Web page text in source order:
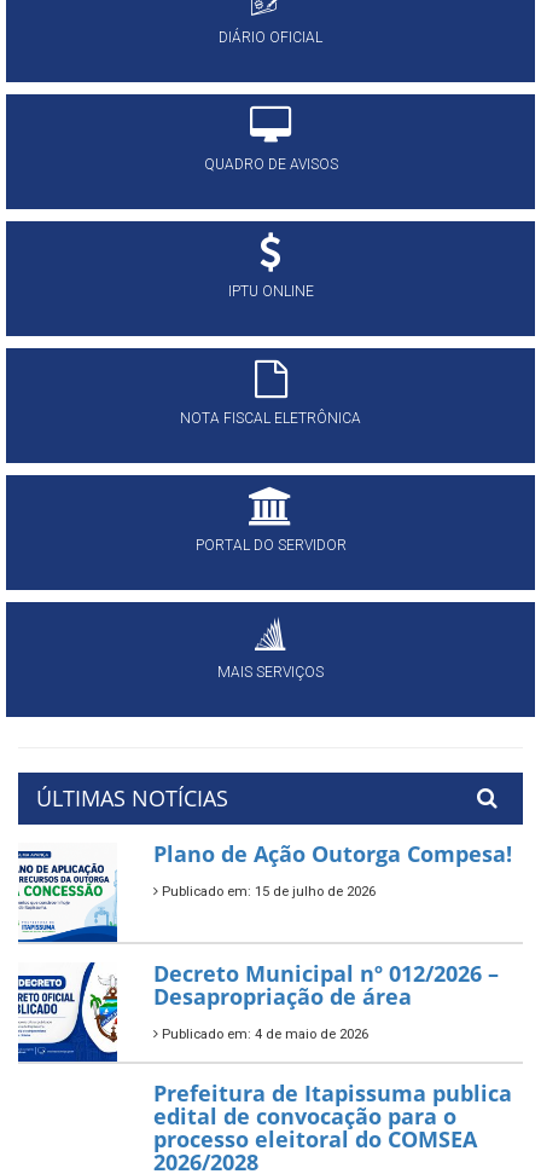
DIÁRIO OFICIAL
QUADRO DE AVISOS
IPTU ONLINE
NOTA FISCAL ELETRÔNICA
PORTAL DO SERVIDOR
MAIS SERVIÇOS
ÚLTIMAS NOTÍCIAS
Plano de Ação Outorga Compesa!
Publicado em: 15 de julho de 2026
Decreto Municipal nº 012/2026 –
Desapropriação de área
Publicado em: 4 de maio de 2026
Prefeitura de Itapissuma publica
edital de convocação para o
processo eleitoral do COMSEA
2026/2028